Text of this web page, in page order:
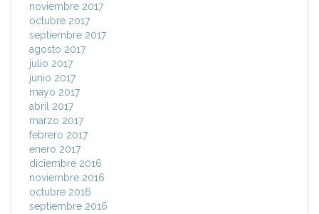
noviembre 2017
octubre 2017
septiembre 2017
agosto 2017
julio 2017
junio 2017
mayo 2017
abril 2017
marzo 2017
febrero 2017
enero 2017
diciembre 2016
noviembre 2016
octubre 2016
septiembre 2016